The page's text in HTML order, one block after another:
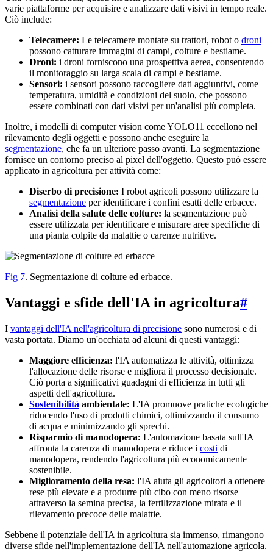
varie piattaforme per acquisire e analizzare dati visivi in tempo reale.
Ciò include:
Telecamere: Le telecamere montate su trattori, robot o droni
possono catturare immagini di campi, colture e bestiame.
Droni: i droni forniscono una prospettiva aerea, consentendo
il monitoraggio su larga scala di campi e bestiame.
Sensori: i sensori possono raccogliere dati aggiuntivi, come
temperatura, umidità e condizioni del suolo, che possono
essere combinati con dati visivi per un'analisi più completa.
Inoltre, i modelli di computer vision come YOLO11 eccellono nel
rilevamento degli oggetti e possono anche eseguire la
segmentazione, che fa un ulteriore passo avanti. La segmentazione
fornisce un contorno preciso al pixel dell'oggetto. Questo può essere
applicato in agricoltura per attività come:
Diserbo di precisione: I robot agricoli possono utilizzare la
segmentazione per identificare i confini esatti delle erbacce.
Analisi della salute delle colture: la segmentazione può
essere utilizzata per identificare e misurare aree specifiche di
una pianta colpite da malattie o carenze nutritive.
Fig 7. Segmentazione di colture ed erbacce.
Vantaggi e sfide dell'IA in agricoltura#
I vantaggi dell'IA nell'agricoltura di precisione sono numerosi e di
vasta portata. Diamo un'occhiata ad alcuni di questi vantaggi:
Maggiore efficienza: l'IA automatizza le attività, ottimizza
l'allocazione delle risorse e migliora il processo decisionale.
Ciò porta a significativi guadagni di efficienza in tutti gli
aspetti dell'agricoltura.
Sostenibilità ambientale: L'IA promuove pratiche ecologiche
riducendo l'uso di prodotti chimici, ottimizzando il consumo
di acqua e minimizzando gli sprechi.
Risparmio di manodopera: L'automazione basata sull'IA
affronta la carenza di manodopera e riduce i costi di
manodopera, rendendo l'agricoltura più economicamente
sostenibile.
Miglioramento della resa: l'IA aiuta gli agricoltori a ottenere
rese più elevate e a produrre più cibo con meno risorse
attraverso la semina precisa, la fertilizzazione mirata e il
rilevamento precoce delle malattie.
Sebbene il potenziale dell'IA in agricoltura sia immenso, rimangono
diverse sfide nell'implementazione dell'IA nell'automazione agricola.